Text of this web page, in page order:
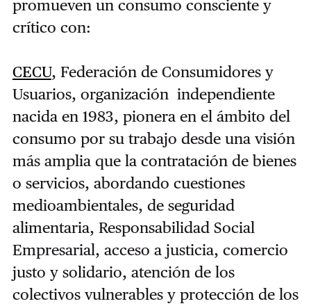
promueven un consumo consciente y
crítico con:
CECU, Federación de Consumidores y
Usuarios, organización independiente
nacida en 1983, pionera en el ámbito del
consumo por su trabajo desde una visión
más amplia que la contratación de bienes
o servicios, abordando cuestiones
medioambientales, de seguridad
alimentaria, Responsabilidad Social
Empresarial, acceso a justicia, comercio
justo y solidario, atención de los
colectivos vulnerables y protección de los